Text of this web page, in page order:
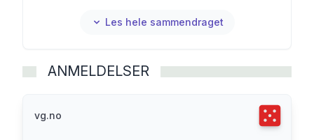
vitenskapen om tall. Den handler om relasjoner.
er av hverandre. Vi er et fellesskap mer enn
Giordano griper til pennen, han vil ikke miste det
viruset forteller om oss. Fra karantene gir han et
Les hele sammendraget
ANMELDELSER
vg.no